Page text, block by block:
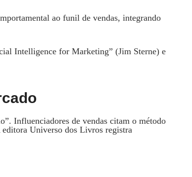
ao funil de vendas, integrando
Intelligence for Marketing” (Jim Sterne) e
Influenciadores de vendas citam o método
Universo dos Livros registra